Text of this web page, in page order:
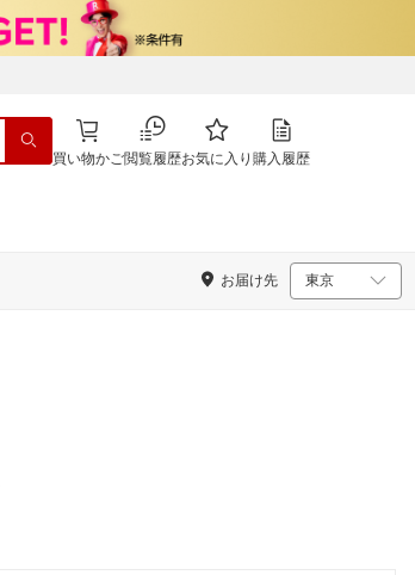
買い物かご閲覧履歴お気に入り 購入履歴
お届け先